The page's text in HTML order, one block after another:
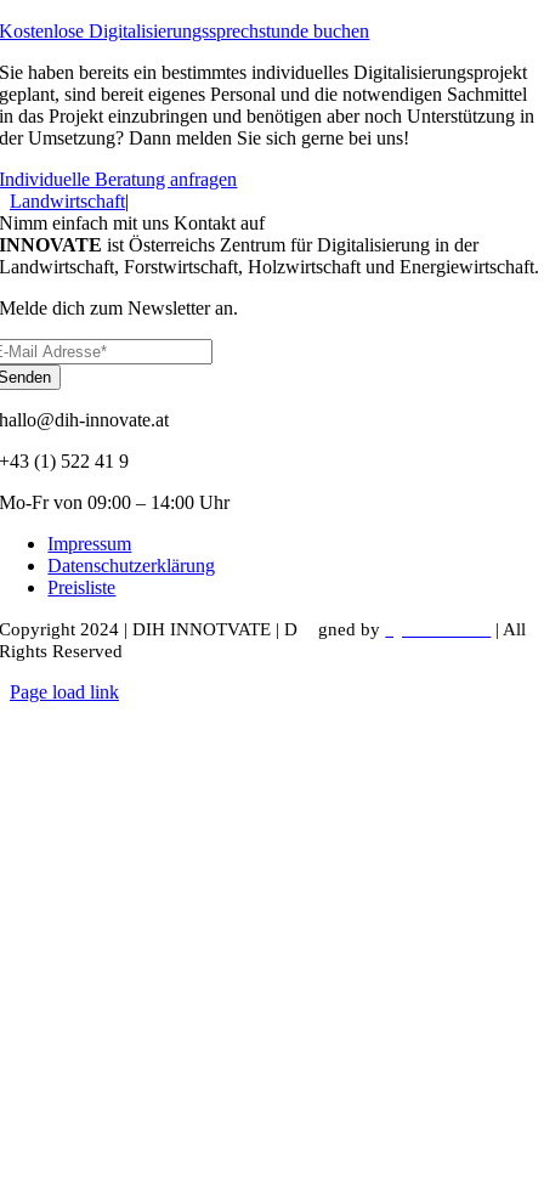
Kostenlose Digitalisierungssprechstunde buchen
Sie haben bereits ein bestimmtes individuelles Digitalisierungsprojekt
geplant, sind bereit eigenes Personal und die notwendigen Sachmittel
in das Projekt einzubringen und benötigen aber noch Unterstützung in
der Umsetzung? Dann melden Sie sich gerne bei uns!
Individuelle Beratung anfragen
Landwirtschaft|
Nimm einfach mit uns Kontakt auf
INNOVATEist Österreichs Zentrum für Digitalisierung in der
Landwirtschaft, Forstwirtschaft, Holzwirtschaft und Energiewirtschaft.
Melde dich zum Newsletter an.
hallo@dih-innovate.at
+43 (1) 522 41 9
Mo-Fr von 09:00 – 14:00 Uhr
Impressum
Datenschutzerklärung
Preisliste
Copyright 2024 |DIH INNOTVATE | D gned by
| All
Rights Reserved
Page load link